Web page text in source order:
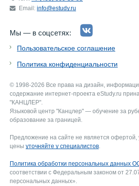
Email: info@estudy.ru
Мы — в соцсетях:
Пользовательское соглашение
Политика конфиденциальности
© 1998-2026 Все права на дизайн,
содержание интернет-проекта eStudy.ru
"КАНЦЛЕР".
Языковой центр "Канцлер" — обучение за
образование за границей.
Предложение на сайте не является офертой,
цены уточняйте у специалистов.
Политика обработки персональных данных
соответствии с Федеральным законом от
персональных данных».